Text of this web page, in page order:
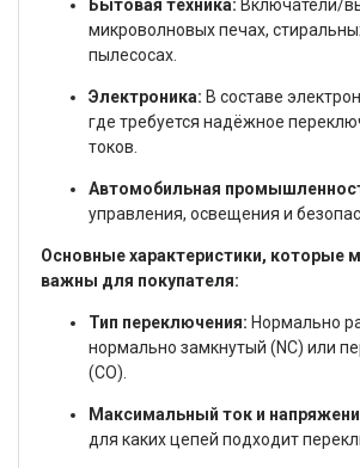
Бытовая техника: Включатели/
микроволновых печах,
пылесосах.
Электроника: В составе
где требуется надёжное
токов.
Автомобильная
управления, освещения и
Основные характеристики, которые
важны для покупателя:
Тип переключения: Нормально
нормально замкнутый (NC) или
(CO).
Максимальный ток и
для каких цепей подходит